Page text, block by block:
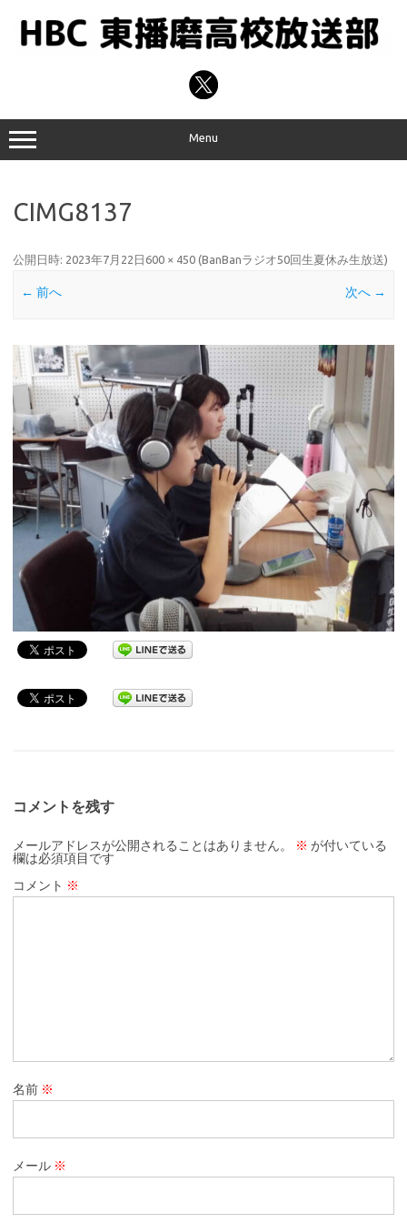
プ
Menu
CIMG8137
公開日時: 2023年7月22日 600 × 450 (BanBanラジオ50回生夏休み生放送)
← 前へ 次へ →
コメントを残す
メールアドレスが公開されることはありません。 ※ が付いている
欄は必須項目です
コメント ※
名前 ※
メール ※